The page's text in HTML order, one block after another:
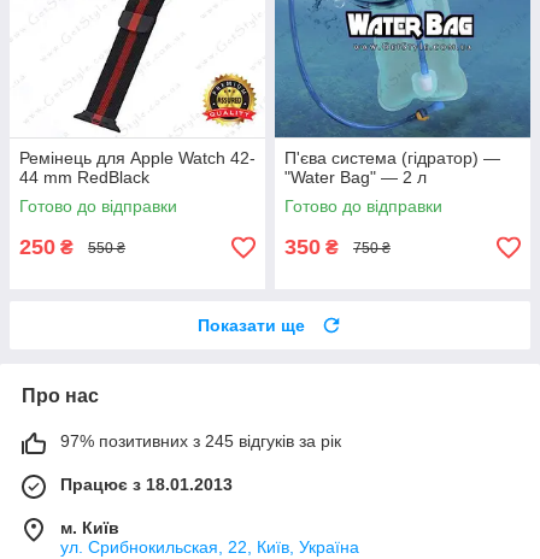
Ремінець для Apple Watch 42-
44 mm RedBlack
Готово до відправки
250 ₴ 550 ₴
П'єва система (гідратор) —
"Water Bag" — 2 л
Готово до відправки
350 ₴ 750 ₴
Показати ще
Про нас
97% позитивних з 245 відгуків за рік
Працює з 18.01.2013
м. Київ
ул. Срибнокильская, 22, Київ, Україна